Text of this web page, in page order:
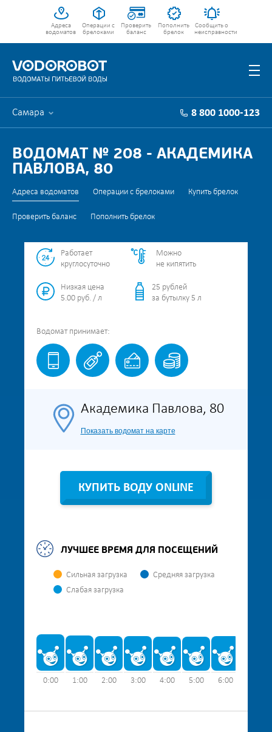
Адреса
водоматов
Операции с
брелоками
Проверить
баланс
Пополнить
брелок
Сообщить о
неисправности
Самара 8 800 1000-123
ВОДОМАТ № 208 - АКАДЕМИКА
ПАВЛОВА, 80
Адреса водоматов Операции с брелоками Купить брелок
Проверить баланс Пополнить брелок
Работает
круглосуточно
Можно
не кипятить
Низкая цена
5.00 руб. / л
25 рублей
за бутылку 5 л
Водомат принимает:
Академика Павлова, 80
Показать водомат на карте
КУПИТЬ ВОДУ ONLINE
ЛУЧШЕЕ ВРЕМЯ ДЛЯ ПОСЕЩЕНИЙ
Сильная загрузка
Средняя загрузка
Слабая загрузка
0:00 1:00 2:00 3:00 4:00 5:00 6:00